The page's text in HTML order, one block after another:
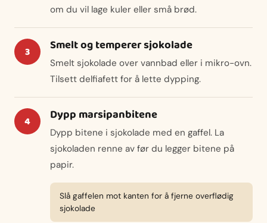
om du vil lage kuler eller små brød.
Smelt og temperer sjokolade
Smelt sjokolade over vannbad eller i mikro-ovn.
Tilsett delfiafett for å lette dypping.
Dypp marsipanbitene
Dypp bitene i sjokolade med en gaffel. La
sjokoladen renne av før du legger bitene på
papir.
Slå gaffelen mot kanten for å fjerne overflødig
sjokolade